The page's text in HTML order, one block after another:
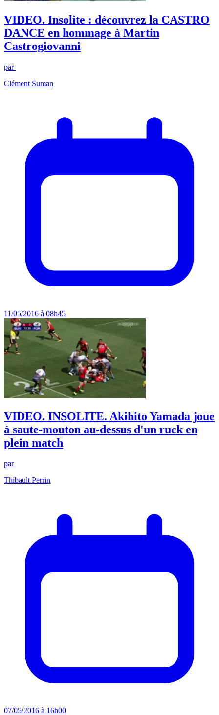
VIDEO. Insolite : découvrez la CASTRO
DANCE en hommage à Martin
Castrogiovanni
par
Clément Suman
11/05/2016 à 08h45
VIDEO. INSOLITE. Akihito Yamada joue
à saute-mouton au-dessus d'un ruck en
plein match
par
Thibault Perrin
07/05/2016 à 16h00